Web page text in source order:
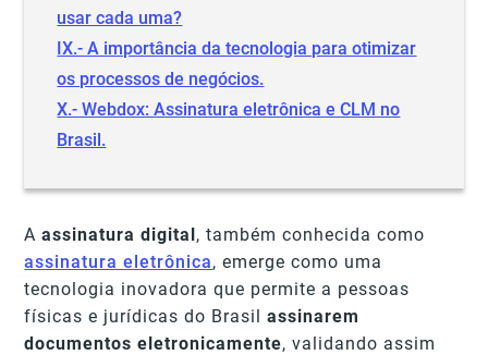
usar cada uma?
IX.- A importância da tecnologia para otimizar
os processos de negócios.
X.- Webdox: Assinatura eletrônica e CLM no
Brasil.
Aassinatura digital, também conhecida como
assinatura eletrônica, emerge como uma
tecnologia inovadora que permite a pessoas
físicas e jurídicas do Brasilassinarem
documentos eletronicamente, validando assim